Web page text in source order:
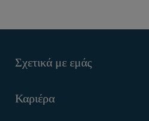
Σχετικά με εμάς
Καριέρα